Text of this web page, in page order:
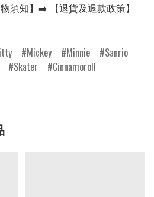
須知】➡️ 【退貨及退款政策】
Mickey Minnie
Sanrio
Skater Cinnamoroll